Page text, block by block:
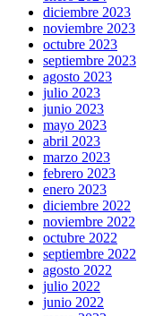
diciembre 2023
noviembre 2023
octubre 2023
septiembre 2023
agosto 2023
julio 2023
junio 2023
mayo 2023
abril 2023
marzo 2023
febrero 2023
enero 2023
diciembre 2022
noviembre 2022
octubre 2022
septiembre 2022
agosto 2022
julio 2022
junio 2022